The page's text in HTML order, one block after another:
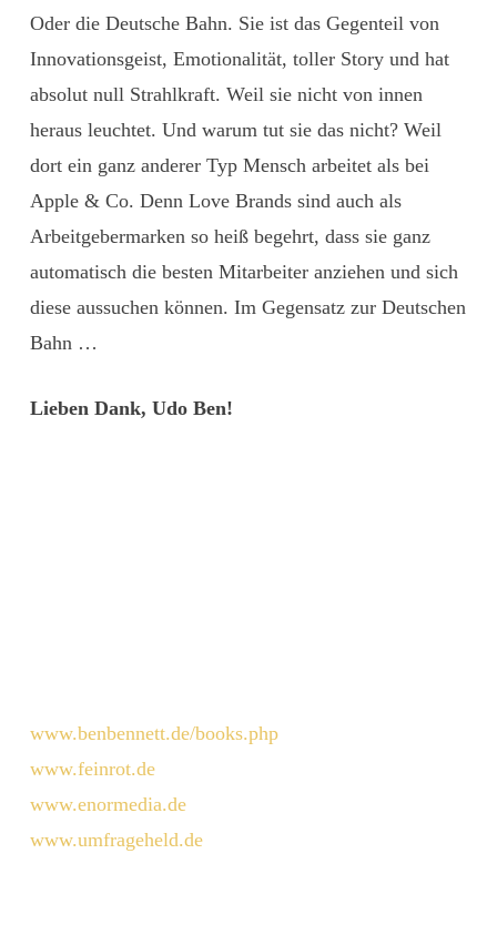
Oder die Deutsche Bahn. Sie ist das Gegenteil von
Innovationsgeist, Emotionalität, toller Story und hat
absolut null Strahlkraft. Weil sie nicht von innen
heraus leuchtet. Und warum tut sie das nicht? Weil
dort ein ganz anderer Typ Mensch arbeitet als bei
Apple & Co. Denn Love Brands sind auch als
Arbeitgebermarken so heiß begehrt, dass sie ganz
automatisch die besten Mitarbeiter anziehen und sich
diese aussuchen können. Im Gegensatz zur Deutschen
Bahn …
Lieben Dank, Udo Ben!
www.benbennett.de/books.php
www.feinrot.de
www.enormedia.de
www.umfrageheld.de